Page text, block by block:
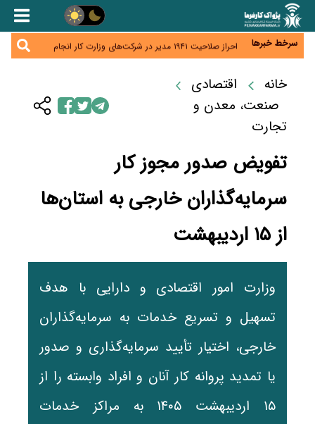
سرخط خبرها
هشدار درباره کاهش عرضه مسکن اجاره‌ای؛ دولت
رسانه تخصصی باید مطالبه‌گری، دقت و استقلال را
احراز صلاحیت ۱۹۴۱ مدیر در شرکت‌های وزارت کار انجام
نشده است؛ شایسته‌سالاری زیر فشار؟
به چه قیمتی؟
خانه
اقتصادی
صنعت، معدن و
تجارت
تفویض صدور مجوز کار
سرمایه‌گذاران خارجی به استان‌ها
از ۱۵ اردیبهشت
وزارت امور اقتصادی و دارایی با هدف
تسهیل و تسریع خدمات به سرمایه‌گذاران
خارجی، اختیار تأیید سرمایه‌گذاری و صدور
یا تمدید پروانه کار آنان و افراد وابسته را از
۱۵ اردیبهشت ۱۴۰۵ به مراکز خدمات